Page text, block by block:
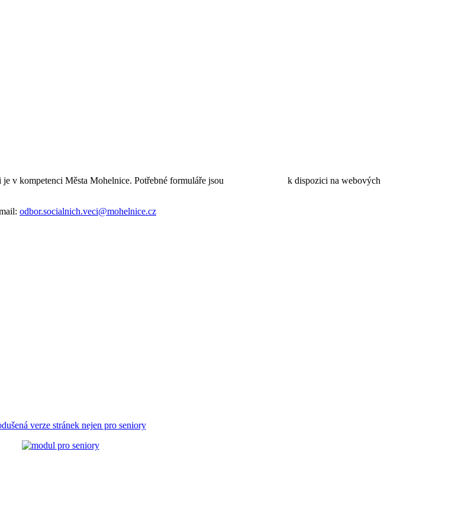
je v kompetenci Města Mohelnice. Potřebné formuláře jsou k dispozici na webových
odbor.socialnich.veci@mohelnice.cz
verze stránek nejen pro seniory